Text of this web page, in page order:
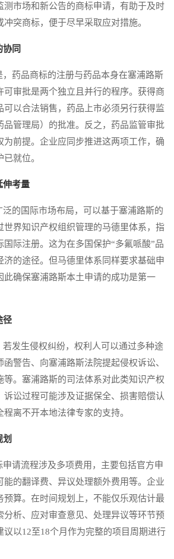
测市场和新公告的商标申请，有助于及时
突商标，便于尽早采取应对措施。
同
药品商标的注册与药品本身在塞浦路斯
可审批是两个独立且并行的程序。获得商
可以合法销售，药品上市必须另行获得监
品管理局）的批准。反之，药品监管审批
为前提。企业应同步推进这两项工作，确
就位。
伸考量
的国际市场布局，可以基于塞浦路斯的
世界知识产权组织管理的马德里体系，指
国际注册。这为在多国保护“多氟哌酸”品
济的途径。但马德里体系同样要求基础申
此确保塞浦路斯本土申请的成功是第一
径
发生侵权纠纷，权利人可以通过多种途
警告、向塞浦路斯法院提起侵权诉讼、
等。塞浦路斯的司法体系对此类知识产权
诉讼过程可能涉及证据保全、损害赔偿认
离不开本地法律专家的支持。
请流程涉及多项费用，主要包括官方申
能的翻译费、异议处理额外费用等。企业
预算。在时间规划上，不能仅乐观估计最
分析、应对审查意见、处理异议等环节预
议以12至18个月作为完整的项目周期进行